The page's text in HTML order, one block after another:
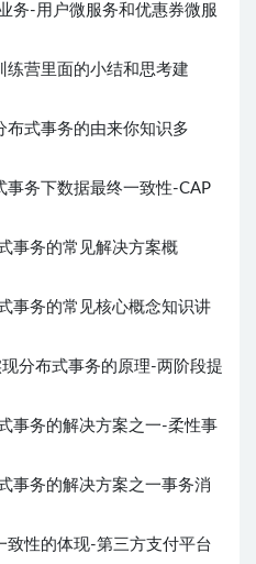
-用户微服务和优惠券微服
营里面的小结和思考建
式事务的由来你知识多
务下数据最终一致性-CAP
务的常见解决方案概
务的常见核心概念知识讲
分布式事务的原理-两阶段提
务的解决方案之一-柔性事
务的解决方案之一事务消
性的体现-第三方支付平台